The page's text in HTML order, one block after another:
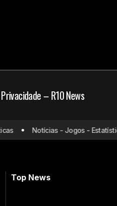
– R10 News
Com eliminações precoces
Copas, Palmeiras pensa em
financeira no Brasileirão
Notícias - Jogos - Estatísticas
Top News